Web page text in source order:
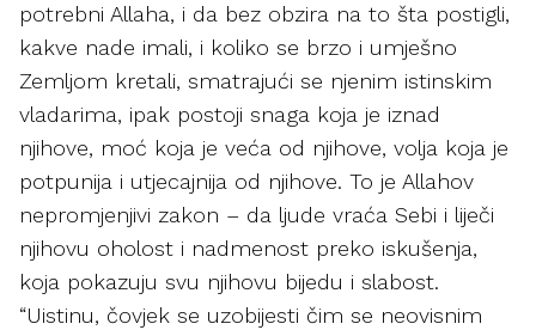
potrebni Allaha, i da bez obzira na to šta postigli,
kakve nade imali, i koliko se brzo i umješno
Zemljom kretali, smatrajući se njenim istinskim
vladarima, ipak postoji snaga koja je iznad
njihove, moć koja je veća od njihove, volja koja je
potpunija i utjecajnija od njihove. To je Allahov
nepromjenjivi zakon – da ljude vraća Sebi i liječi
njihovu oholost i nadmenost preko iskušenja,
koja pokazuju svu njihovu bijedu i slabost.
“Uistinu, čovjek se uzobijesti čim se neovisnim